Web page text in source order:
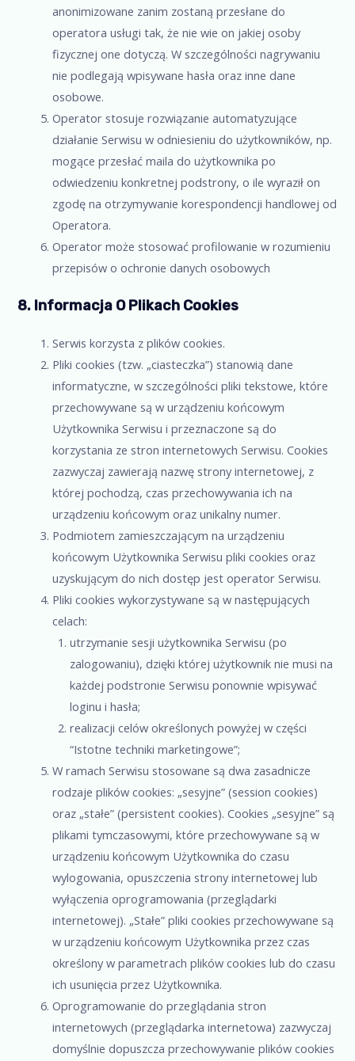
anonimizowane zanim zostaną przesłane do
operatora usługi tak, że nie wie on jakiej osoby
fizycznej one dotyczą. W szczególności nagrywaniu
nie podlegają wpisywane hasła oraz inne dane
osobowe.
Operator stosuje rozwiązanie automatyzujące
działanie Serwisu w odniesieniu do użytkowników, np.
mogące przesłać maila do użytkownika po
odwiedzeniu konkretnej podstrony, o ile wyraził on
zgodę na otrzymywanie korespondencji handlowej od
Operatora.
Operator może stosować profilowanie w rozumieniu
przepisów o ochronie danych osobowych
8. Informacja O Plikach Cookies
Serwis korzysta z plików cookies.
Pliki cookies (tzw. „ciasteczka”) stanowią dane
informatyczne, w szczególności pliki tekstowe, które
przechowywane są w urządzeniu końcowym
Użytkownika Serwisu i przeznaczone są do
korzystania ze stron internetowych Serwisu. Cookies
zazwyczaj zawierają nazwę strony internetowej, z
której pochodzą, czas przechowywania ich na
urządzeniu końcowym oraz unikalny numer.
Podmiotem zamieszczającym na urządzeniu
końcowym Użytkownika Serwisu pliki cookies oraz
uzyskującym do nich dostęp jest operator Serwisu.
Pliki cookies wykorzystywane są w następujących
celach:
utrzymanie sesji użytkownika Serwisu (po
zalogowaniu), dzięki której użytkownik nie musi na
każdej podstronie Serwisu ponownie wpisywać
loginu i hasła;
realizacji celów określonych powyżej w części
“Istotne techniki marketingowe”;
W ramach Serwisu stosowane są dwa zasadnicze
rodzaje plików cookies: „sesyjne” (session cookies)
oraz „stałe” (persistent cookies). Cookies „sesyjne” są
plikami tymczasowymi, które przechowywane są w
urządzeniu końcowym Użytkownika do czasu
wylogowania, opuszczenia strony internetowej lub
wyłączenia oprogramowania (przeglądarki
internetowej). „Stałe” pliki cookies przechowywane są
w urządzeniu końcowym Użytkownika przez czas
określony w parametrach plików cookies lub do czasu
ich usunięcia przez Użytkownika.
Oprogramowanie do przeglądania stron
internetowych (przeglądarka internetowa) zazwyczaj
domyślnie dopuszcza przechowywanie plików cookies